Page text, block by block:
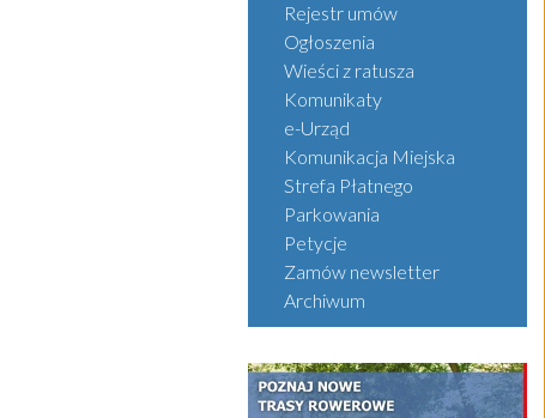
Rejestr umów
Ogłoszenia
Wieści z ratusza
Komunikaty
e-Urząd
Komunikacja Miejska
Strefa Płatnego
Parkowania
Petycje
Zamów newsletter
Archiwum